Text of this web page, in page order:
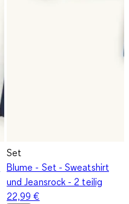
Set
Blume - Set - Sweatshirt
und Jeansrock - 2 teilig
22,99 €